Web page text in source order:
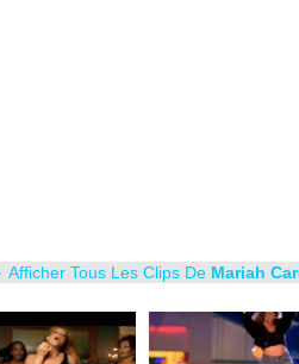
Afficher Tous Les Clips De Mariah